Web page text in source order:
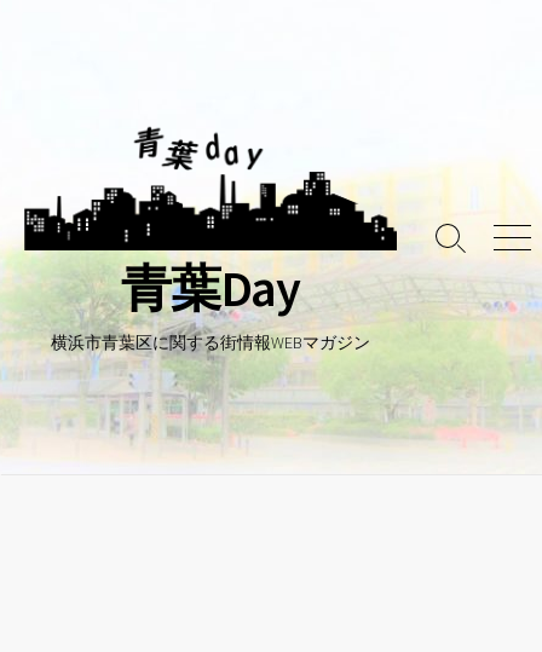
ッ
プ
青葉Day
横浜市青葉区に関する街情報WEBマガジン
検
グ
メ
ー